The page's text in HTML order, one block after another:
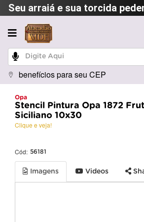
Seu arraiá e sua torcida
benefícios para seu CEP
Opa
Stencil Pintura Opa 1872
Siciliano 10x30
Clique e veja!
Cód: 56181
Imagens Videos